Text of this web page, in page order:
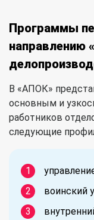
Программы
направлению
В «АПОК»
основным и
работников
следующие
воинский